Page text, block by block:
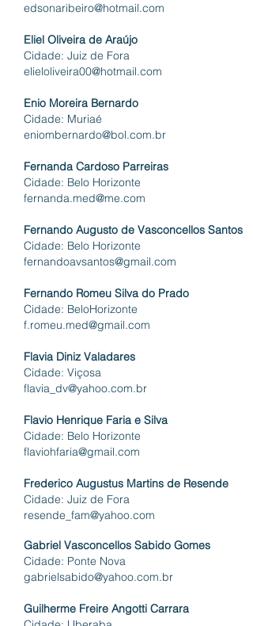
edsonaribeiro@hotmail.com
Eliel Oliveira de Araújo
Cidade: Juiz de Fora
elieloliveira00@hotmail.com
Enio Moreira Bernardo
Cidade: Muriaé
eniombernardo@bol.com.br
Fernanda Cardoso Parreiras
Cidade: Belo Horizonte
fernanda.med@me.com
Fernando Augusto de Vasconcellos Santos
Cidade: Belo Horizonte
fernandoavsantos@gmail.com
Fernando Romeu Silva do Prado
Cidade: BeloHorizonte
f.romeu.med@gmail.com
Flavia Diniz Valadares
Cidade: Viçosa
flavia_dv@yahoo.com.br
Flavio Henrique Faria e Silva
Cidade: Belo Horizonte
flaviohfaria@gmail.com
Frederico Augustus Martins de Resende
Cidade: Juiz de Fora
resende_fam@yahoo.com
Gabriel Vasconcellos Sabido Gomes
Cidade: Ponte Nova
gabrielsabido@yahoo.com.br
Guilherme Freire Angotti Carrara